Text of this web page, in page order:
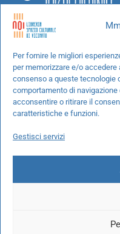
Per fornire le migliori
per memorizzare e/o
consenso a queste tecnologie
comportamento di
acconsentire o ritirare il
caratteristiche e funzioni.
Gestisci servizi
Chi siamo
Progetti speciali
Richiedi un libro
Spedizioni
Cookie Policy